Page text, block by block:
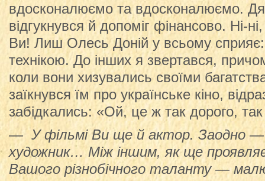
вдосконалюємо та вдосконалюємо.
відгукнувся й допоміг фінансово. Ні-
Ви! Лиш Олесь Доній у всьому сприяє:
технікою. До інших я звертався,
коли вони хизувались своїми
заїкнувся їм про українське кіно,
забідкались: «Ой, це ж так дорого,
— У фільмі Ви ще й актор. Заодно —
художник… Між іншим, як ще
Вашого різнобічного таланту —